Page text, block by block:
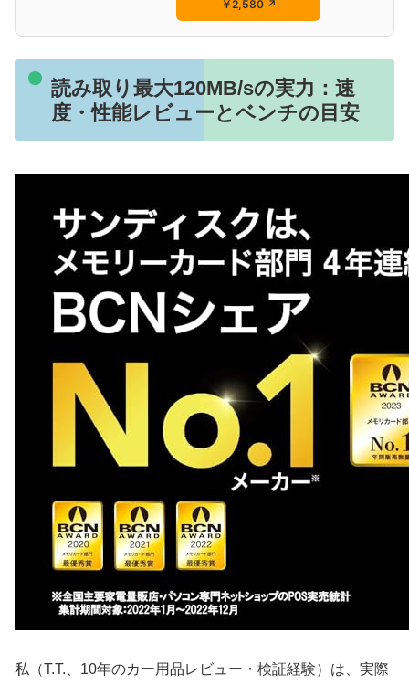
￥2,580 ↗
読み取り最大120MB/sの実力：速
度・性能レビューとベンチの目安
私（T.T.、10年のカー用品レビュー・検証経験）は、実際